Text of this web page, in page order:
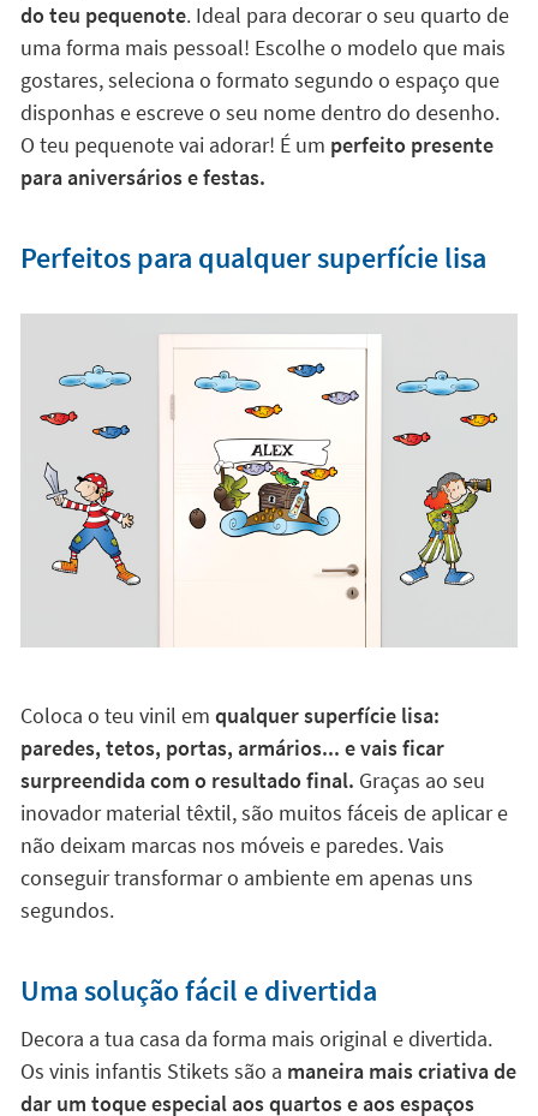
do teu pequenote. Ideal para decorar o seu quarto de
uma forma mais pessoal! Escolhe o modelo que mais
gostares, seleciona o formato segundo o espaço que
disponhas e escreve o seu nome dentro do desenho.
O teu pequenote vai adorar! É um perfeito presente
para aniversários e festas.
Perfeitos para qualquer superfície lisa
Coloca o teu vinil em qualquer superfície lisa:
paredes, tetos, portas, armários... e vais ficar
surpreendida com o resultado final. Graças ao seu
inovador material têxtil, são muitos fáceis de aplicar e
não deixam marcas nos móveis e paredes. Vais
conseguir transformar o ambiente em apenas uns
segundos.
Uma solução fácil e divertida
Decora a tua casa da forma mais original e divertida.
Os vinis infantis Stikets são a maneira mais criativa de
dar um toque especial aos quartos e aos espaços